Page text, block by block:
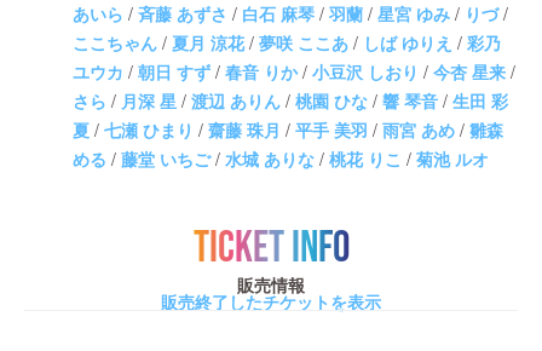
あいら / 斉藤 あずさ / 白石 麻琴 / 羽蘭 / 星宮 ゆみ / りづ/
ここちゃん / 夏月 涼花/ 夢咲 ここあ / しば ゆりえ / 彩乃
ユウカ / 朝日 すず / 春音 りか/ 小豆沢 しおり / 今杏 星来 /
さら / 月深 星 / 渡辺 ありん / 桃園 ひな /響 琴音 / 生田 彩
夏 / 七瀬 ひまり / 齋藤 珠月 / 平手 美羽 / 雨宮 あめ / 雛森
める / 藤堂 いちご/ 水城 ありな / 桃花 りこ / 菊池 ルオ
TICKET INFO
販売情報
販売終了したチケットを表示